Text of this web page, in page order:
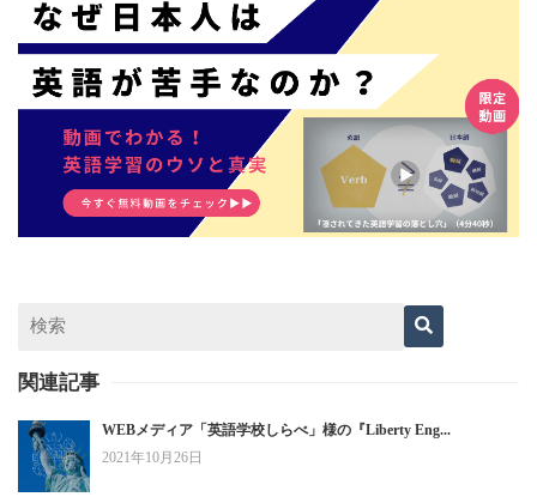
関連記事
WEBメディア「英語学校しらべ」様の『Liberty Eng...
2021年10月26日